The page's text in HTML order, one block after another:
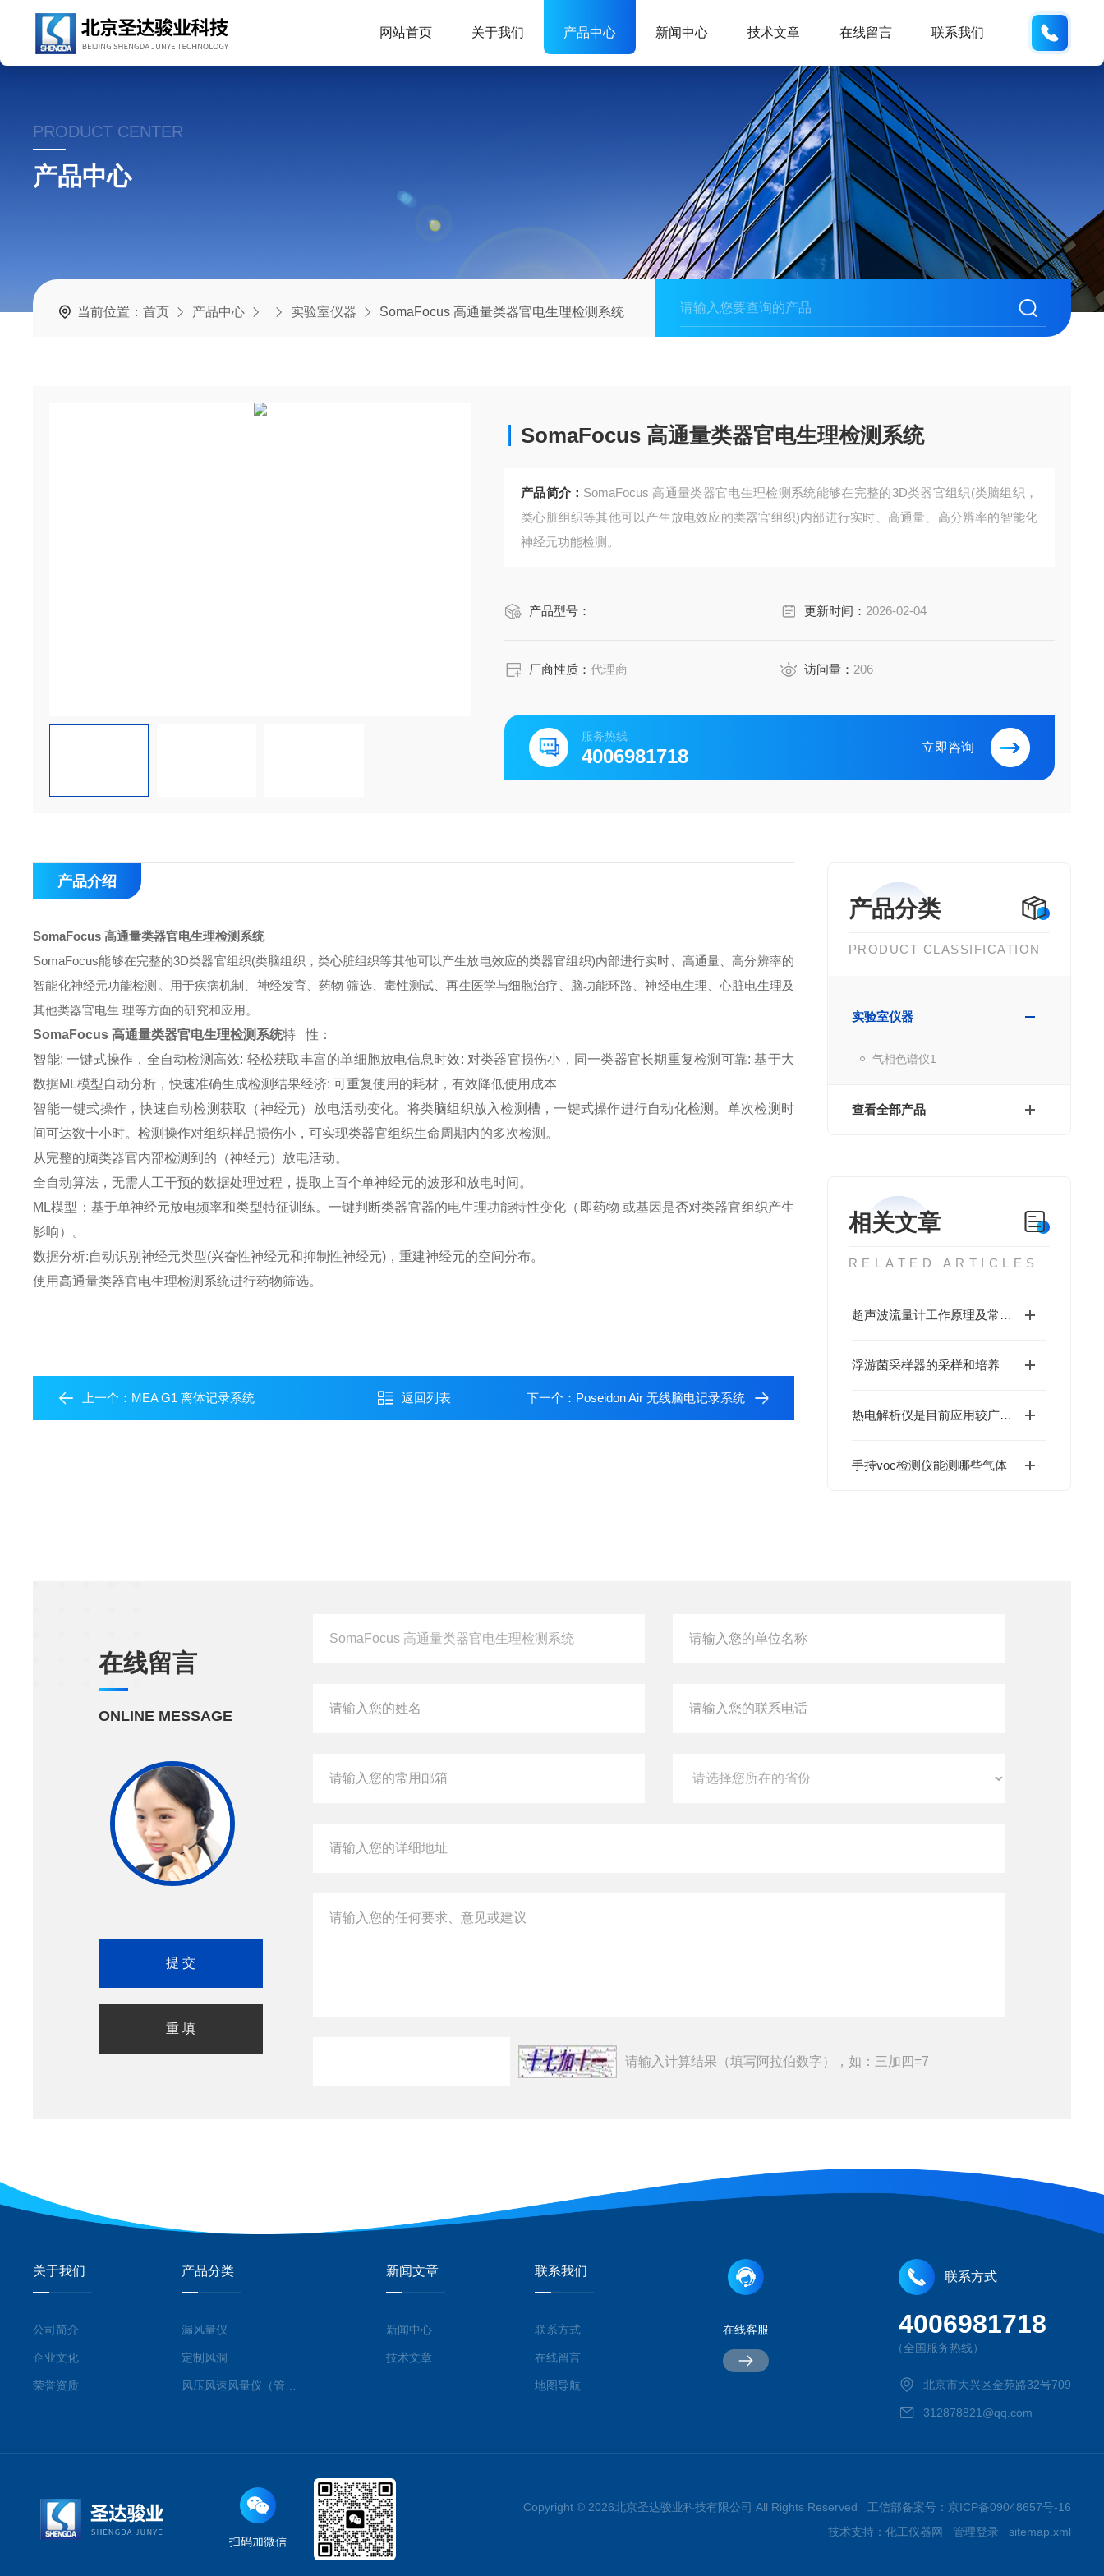
网站首页 关于我们 产品中心 新闻中心 技术文章 在线留言 联系我们
PRODUCT CENTER
产品中心
当前位置：首页 产品中心 实验室仪器 SomaFocus 高通量类器官电生理检测系统
SomaFocus 高通量类器官电生理检测系统
产品简介： SomaFocus 高通量类器官电生理检测系统能够在完整的3D类器官组织(类脑组织，
类心脏组织等其他可以产生放电效应的类器官组织)内部进行实时、高通量、高分辨率的智能化
神经元功能检测。
产品型号： 更新时间： 2026-02-04
厂商性质：代理商 访问量： 206
服务热线
4006981718 立即咨询
产品分类
PRODUCT CLASSIFICATION
实验室仪器
气相色谱仪1
查看全部产品
相关文章
RELATED ARTICLES
超声波流量计工作原理及常见问题处理
浮游菌采样器的采样和培养
热电解析仪是目前应用较广泛的一种进样技术
手持voc检测仪能测哪些气体
产品介绍
SomaFocus 高通量类器官电生理检测系统
SomaFocus能够在完整的3D类器官组织(类脑组织，类心脏组织等其他可以产生放电效应的类器官组织)内部进行实时、高通量、高分辨率的
智能化神经元功能检测。用于疾病机制、神经发育、药物 筛选、毒性测试、再生医学与细胞治疗、脑功能环路、神经电生理、心脏电生理及
其他类器官电生 理等方面的研究和应用。
SomaFocus 高通量类器官电生理检测系统特 性：
智能: 一键式操作，全自动检测高效: 轻松获取丰富的单细胞放电信息时效: 对类器官损伤小，同一类器官长期重复检测 可靠: 基于大
数据ML模型自动分析，快速准确生成检测结果经济: 可重复使用的耗材，有效降低使用成本
智能一键式操作，快速自动检测获取（神经元）放电活动变化。 将类脑组织放入检测槽，一键式操作进行自动化检测。单次检测时
间可达数十小时。检测操作对组织样品损伤小，可实现类器官组织生命周期内的多次检测。
从完整的脑类器官内部检测到的（神经元）放电活动。
全自动算法，无需人工干预的数据处理过程，提取上百个单神经元的波形和放电时间。
ML模型：基于单神经元放电频率和类型特征训练。一键判断类器官器的电生理功能特性变化（即药物 或基因是否对类器官组织产生
影响）。
数据分析:自动识别神经元类型(兴奋性神经元和抑制性神经元)，重建神经元的空间分布。
使用高通量类器官电生理检测系统进行药物筛选。
上一个： MEA G1 离体记录系统 返回列表 下一个： Poseidon Air 无线脑电记录系统
在线留言
ONLINE MESSAGE
请输入计算结果（填写阿拉伯数字），如：三加四=7
关于我们
公司简介
企业文化
荣誉资质
产品分类
漏风量仪
定制风洞
新闻文章
新闻中心
技术文章
联系我们
联系方式
在线留言
地图导航
在线客服
联系方式
4006981718
（全国服务热线）
北京市大兴区金苑路32号709
312878821@qq.com
扫码加微信
Copyright © 2026北京圣达骏业科技有限公司 All Rights Reserved 工信部备案号： 京ICP备09048657号-16
技术支持： 化工仪器网 管理登录 sitemap.xml